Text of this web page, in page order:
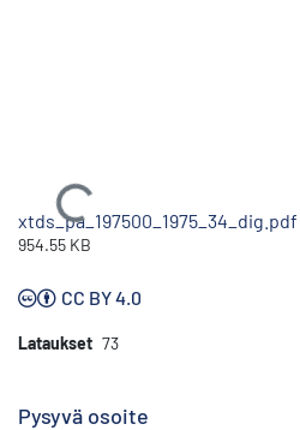
Ladataan...
xtds_pa_197500_1975_34_dig.pdf
954.55 KB
CC BY 4.0
Lataukset 73
Pysyvä osoite